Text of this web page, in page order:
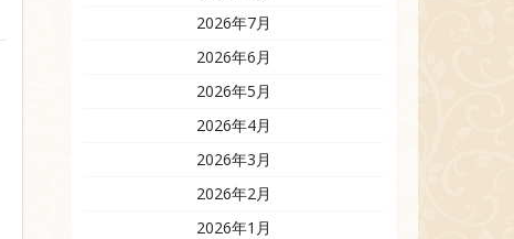
2026年7月
2026年6月
2026年5月
2026年4月
2026年3月
2026年2月
2026年1月